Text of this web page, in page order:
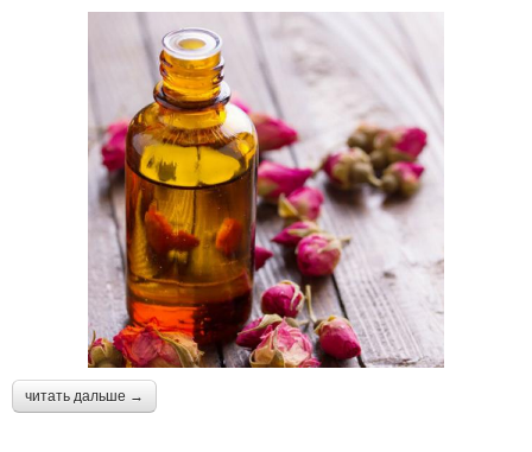
читать дальше →